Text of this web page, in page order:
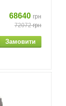
68640 грн
72072грн